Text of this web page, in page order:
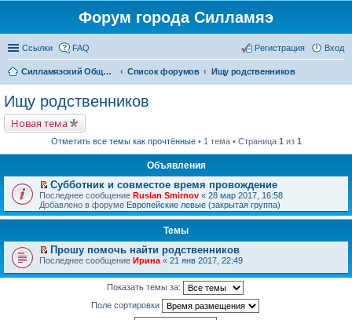
Форум города Силламяэ
Ссылки FAQ Вход
Регистрация
Силламяэский Общественный Новостной портал Список форумов Ищу родственников
Ищу родственников
Новая тема
Отметить все темы как прочтённые• 1 тема • Страница 1 из 1
Объявления
П
е
р
е
т
и
к
е
Субботник и совместое время провождение
Последнее сообщение Ruslan Smirnov « 28 мар 2017, 16:58
Добавлено в форуме Европейские левые (закрытая группа)
Темы
П
р
Прошу помочь найти родственников
Последнее сообщение Ирина « 21 янв 2017, 22:49
Показать темы за:
Поле сортировки